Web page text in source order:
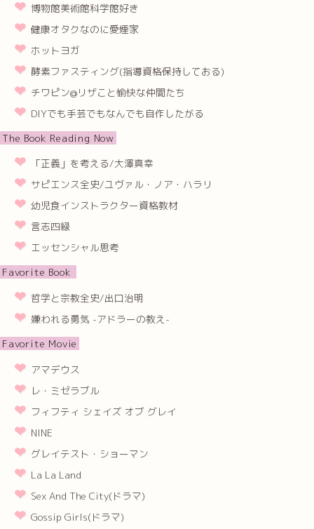
博物館美術館科学館好き
健康オタクなのに愛煙家
ホットヨガ
酵素ファスティング(指導資格保持しておる)
チワピン@リザこと愉快な仲間たち
DIYでも手芸でもなんでも自作したがる
The Book Reading Now
「正義」を考える/大澤真幸
サピエンス全史/ユヴァル・ノア・ハラリ
幼児食インストラクター資格教材
言志四緑
エッセンシャル思考
Favorite Book
哲学と宗教全史/出口治明
嫌われる勇気 -アドラーの教え-
Favorite Movie
アマデウス
レ・ミゼラブル
フィフティ シェイズ オブ グレイ
NINE
グレイテスト・ショーマン
La La Land
Sex And The City(ドラマ)
Gossip Girls(ドラマ)